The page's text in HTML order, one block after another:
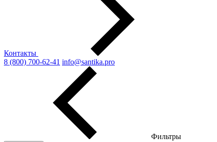
Контакты
8 (800) 700-62-41 info@santika.pro
Фильтры